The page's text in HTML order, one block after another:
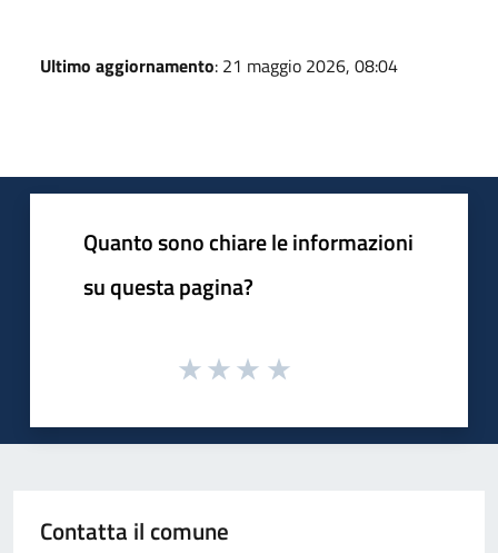
Ultimo aggiornamento: 21 maggio 2026, 08:04
Quanto sono chiare le informazioni
su questa pagina?
Contatta il comune